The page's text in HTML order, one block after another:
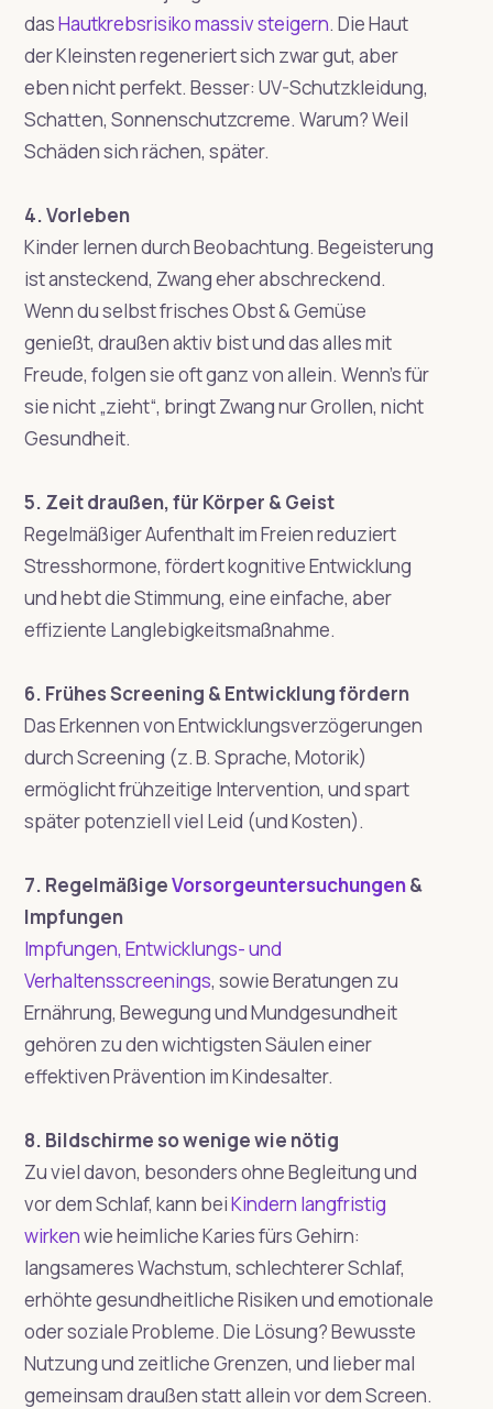
dasHautkrebsrisiko massiv steigern. Die Haut
der Kleinsten regeneriert sich zwar gut, aber
eben nicht perfekt. Besser: UV-Schutzkleidung,
Schatten, Sonnenschutzcreme. Warum? Weil
Schäden sich rächen, später.
4. Vorleben
Kinder lernen durch Beobachtung. Begeisterung
ist ansteckend, Zwang eher abschreckend.
Wenn du selbst frisches Obst & Gemüse
genießt, draußen aktiv bist und das alles mit
Freude, folgen sie oft ganz von allein. Wenn’s für
sie nicht „zieht“, bringt Zwang nur Grollen, nicht
Gesundheit.
5. Zeit draußen, für Körper & Geist
Regelmäßiger Aufenthalt im Freien reduziert
Stresshormone, fördert kognitive Entwicklung
und hebt die Stimmung, eine einfache, aber
effiziente Langlebigkeitsmaßnahme.
6. Frühes Screening & Entwicklung fördern
Das Erkennen von Entwicklungsverzögerungen
durch Screening (z. B. Sprache, Motorik)
ermöglicht frühzeitige Intervention, und spart
später potenziell viel Leid (und Kosten).
7. RegelmäßigeVorsorgeuntersuchungen&
Impfungen
Impfungen, Entwicklungs- und
Verhaltensscreenings, sowie Beratungen zu
Ernährung, Bewegung und Mundgesundheit
gehören zu den wichtigsten Säulen einer
effektiven Prävention im Kindesalter.
8. Bildschirme so wenige wie nötig
Zu viel davon, besonders ohne Begleitung und
vor dem Schlaf, kann beiKindern langfristig
wirkenwie heimliche Karies fürs Gehirn:
langsameres Wachstum, schlechterer Schlaf,
erhöhte gesundheitliche Risiken und emotionale
oder soziale Probleme. Die Lösung? Bewusste
Nutzung und zeitliche Grenzen, und lieber mal
gemeinsam draußen statt allein vor dem Screen.